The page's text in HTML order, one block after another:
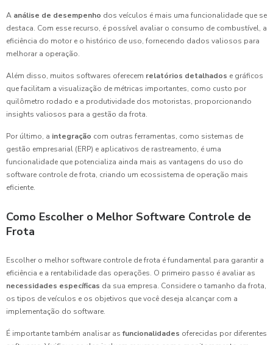
A análise de desempenho dos veículos é mais uma funcionalidade que se
destaca. Com esse recurso, é possível avaliar o consumo de combustível, a
eficiência do motor e o histórico de uso, fornecendo dados valiosos para
melhorar a operação.
Além disso, muitos softwares oferecem relatórios detalhados e gráficos
que facilitam a visualização de métricas importantes, como custo por
quilômetro rodado e a produtividade dos motoristas, proporcionando
insights valiosos para a gestão da frota.
Por último, a integração com outras ferramentas, como sistemas de
gestão empresarial (ERP) e aplicativos de rastreamento, é uma
funcionalidade que potencializa ainda mais as vantagens do uso do
software controle de frota, criando um ecossistema de operação mais
eficiente.
Como Escolher o Melhor Software Controle de
Frota
Escolher o melhor software controle de frota é fundamental para garantir a
eficiência e a rentabilidade das operações. O primeiro passo é avaliar as
necessidades específicas da sua empresa. Considere o tamanho da frota,
os tipos de veículos e os objetivos que você deseja alcançar com a
implementação do software.
É importante também analisar as funcionalidades oferecidas por diferentes